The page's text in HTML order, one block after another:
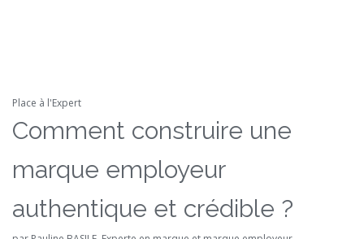
Place à l'Expert
Comment construire une
marque employeur
authentique et crédible ?